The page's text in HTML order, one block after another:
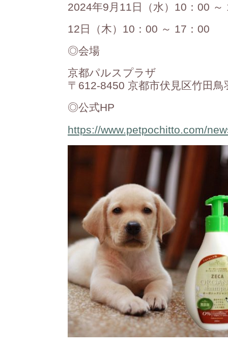
2024年9月11日（水）10：00 ～
12日（木）10：00 ～ 17：00
◎会場
京都パルスプラザ
〒612-8450 京都市伏見区竹田鳥
◎公式HP
https://www.petpochitto.com/